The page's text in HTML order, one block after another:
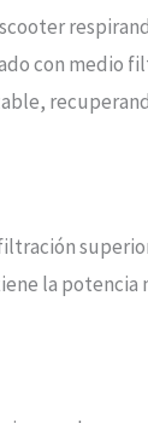
con medio
la